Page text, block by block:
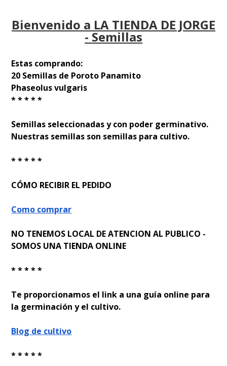
Bienvenido a LA TIENDA DE JORGE
- Semillas
Estas comprando:
20 Semillas de Poroto Panamito
Phaseolus vulgaris
* * * * *
Semillas seleccionadas y con poder germinativo.
Nuestras semillas son semillas para cultivo.
* * * * *
CÓMO RECIBIR EL PEDIDO
Como comprar
NO TENEMOS LOCAL DE ATENCION AL PUBLICO -
SOMOS UNA TIENDA ONLINE
* * * * *
Te proporcionamos el link a una guía online para
la germinación y el cultivo.
Blog de cultivo
* * * * *